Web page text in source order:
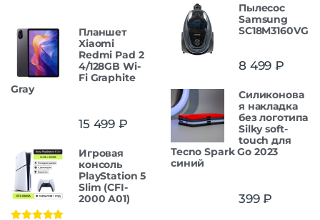
Планшет
Xiaomi
Redmi Pad 2
4/128GB Wi-
Fi Graphite
Gray
15 499 ₽
Игровая
консоль
PlayStation 5
Slim (CFI-
2000 A01)
Пылесос
Samsung
SC18M3160VG
8 499 ₽
Силиконова
я накладка
без логотипа
Silky soft-
touch для
Tecno Spark Go 2023
синий
399₽